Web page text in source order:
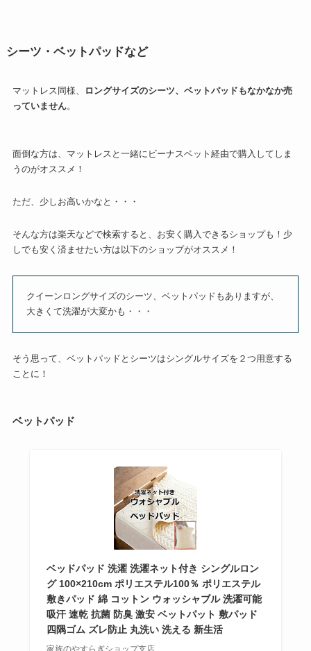
シーツ・ベットパッドなど
マットレス同様、
ロングサイズのシーツ、ベットパッドもなかなか売
っていません。
面倒な方は、マットレスと一緒にビーナスベット経由で購入してしま
うのがオススメ！
ただ、少しお高いかなと・・・
そんな方は楽天などで検索すると、お安く購入できるショップも！少
しでも安く済ませたい方は以下のショップがオススメ！
クイーンロングサイズのシーツ、ベットパッドもありますが、
大きくて洗濯が大変かも・・・
そう思って、ベットパッドとシーツはシングルサイズを２つ用意する
ことに！
ベットパッド
ベッドパッド 洗濯 洗濯ネット付き シングルロン
グ 100×210cm ポリエステル100％ ポリエステル
敷きパッド 綿 コットン ウォッシャブル 洗濯可能
吸汗 速乾 抗菌 防臭 激安 ベットパット 敷パッド
四隅ゴム ズレ防止 丸洗い 洗える 新生活
家族のやすらぎショップ支店